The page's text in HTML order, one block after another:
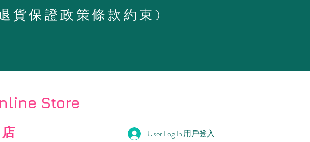
貨保證政策條款約束)
Store
User Log In 用戶登入